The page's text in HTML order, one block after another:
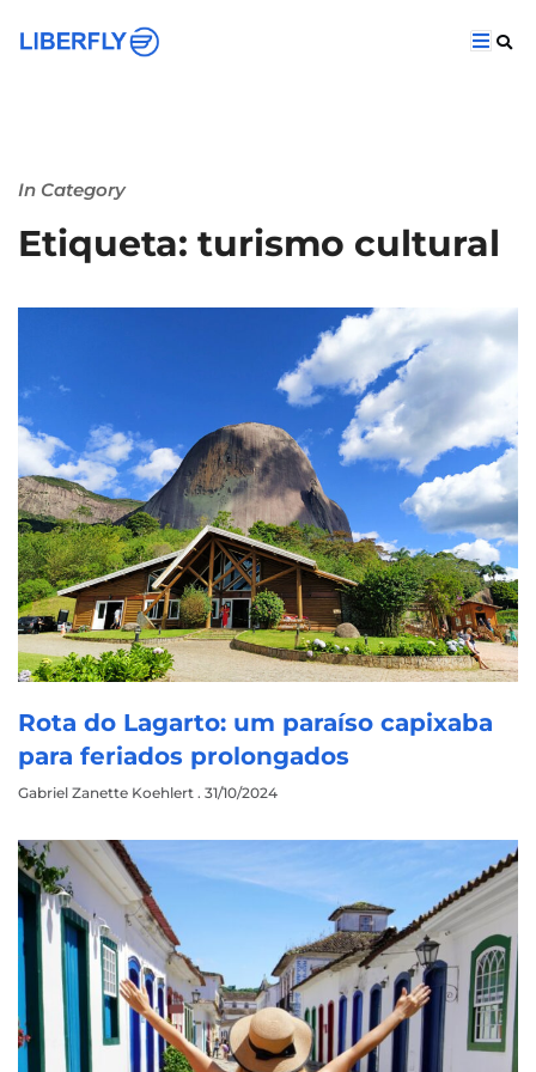
In Category
Etiqueta: turismo cultural
Rota do Lagarto: um paraíso capixaba
para feriados prolongados
Gabriel Zanette Koehlert 31/10/2024